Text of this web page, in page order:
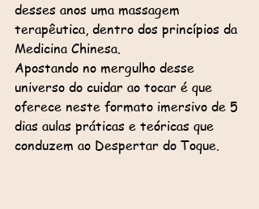
desses anos uma massagem
terapêutica, dentro dos princípios da
Medicina Chinesa.
Apostando no mergulho desse
universo do cuidar ao tocar é que
oferece neste formato imersivo de 5
dias aulas práticas e teóricas que
conduzem ao Despertar do Toque.